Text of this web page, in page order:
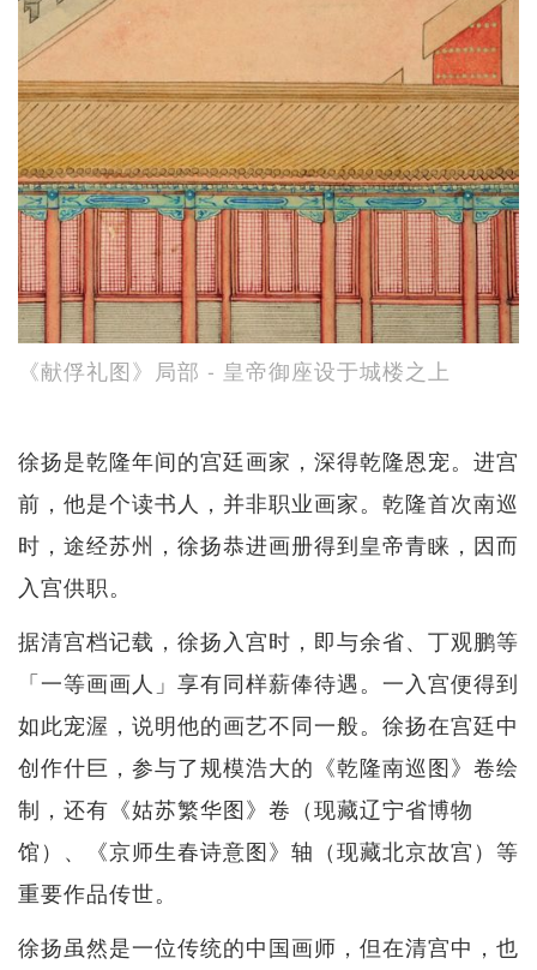
《献俘礼图》局部 - 皇帝御座设于城楼之上
徐扬是乾隆年间的宫廷画家，深得乾隆恩宠。进宫
前，他是个读书人，并非职业画家。乾隆首次南巡
时，途经苏州，徐扬恭进画册得到皇帝青睐，因而
入宫供职。
据清宫档记载，徐扬入宫时，即与余省、丁观鹏等
「一等画画人」享有同样薪俸待遇。一入宫便得到
如此宠渥，说明他的画艺不同一般。徐扬在宫廷中
创作什巨，参与了规模浩大的《乾隆南巡图》卷绘
制，还有《姑苏繁华图》卷（现藏辽宁省博物
馆）、《京师生春诗意图》轴（现藏北京故宫）等
重要作品传世。
徐扬虽然是一位传统的中国画师，但在清宫中，也